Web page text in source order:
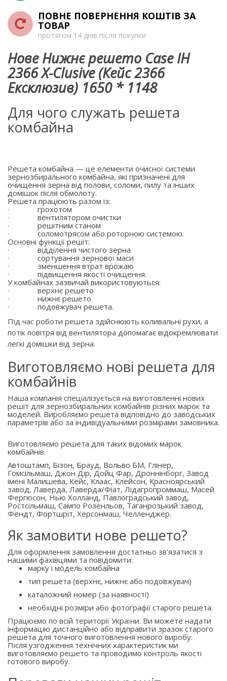
ПОВНЕ ПОВЕРНЕННЯ КОШТІВ ЗА
ТОВАР
протягом 14 днів після покупки
Нове Нижнє решето Case IH
2366 X-Clusive (Кейс 2366
Ексклюзив) 1650 * 1148
Для чого служать решета
комбайна
Решета комбайна — це елементи очисної системи
зернозбирального комбайна, які призначені для
очищення зерна від полови, соломи, пилу та інших
домішок після обмолоту.
Решета працюють разом із:
·
грохотом
·
вентилятором очистки
·
решітним станом
·
соломотрясом або роторною системою.
Основні функції решіт:
·
відділення чистого зерна
·
сортування зернової маси
·
зменшення втрат врожаю
·
підвищення якості очищення.
У комбайнах зазвичай використовуються:
·
верхнє решето
·
нижнє решето
·
подовжувач решета.
Під час роботи решета здійснюють коливальні рухи, а
потік повітря від вентилятора допомагає відокремлювати
легкі домішки від зерна.
Виготовляємо нові решета для
комбайнів
Наша компанія спеціалізується на виготовленні нових
решіт для зернозбиральних комбайнів різних марок та
моделей. Виробляємо решета відповідно до заводських
параметрів або за індивідуальними розмірами замовника.
Виготовляємо решета для таких відомих марок
комбайнів:
Автоштамп, Бізон, Брауд, Вольво БМ, Глінер,
Гомсільмаш, Джон Дір, Дойц Фар, Дроннінборг, Завод
імені Малишева, Кейс, Клаас, Клейсон, Красноярський
завод, Лаверда, Лаверда/Фіат, Лідагропроммаш, Масей
Фергюсон, Нью Холланд, Павлоградський завод,
Ростсільмаш, Сампо Розенльов, Таганрозький завод,
Фендт, Фортшріт, Херсонмаш, Челленджер.
Як замовити нове решето?
Для оформлення замовлення достатньо зв'язатися з
нашими фахівцями та повідомити:
марку і модель комбайна
тип решета (верхнє, нижнє або подовжувач)
каталожний номер (за наявності)
необхідні розміри або фотографії старого решета.
Працюємо по всій території України. Ви можете надати
інформацію дистанційно або відправити зразок старого
решета для точного виготовлення нового виробу.
Після узгодження технічних характеристик ми
виготовляємо решето та проводимо контроль якості
готового виробу.